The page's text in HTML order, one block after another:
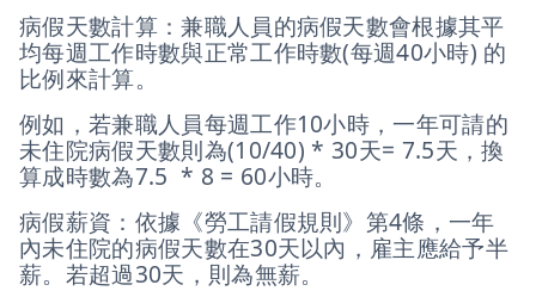
病假天數計算：兼職人員的病假天數會根據其平
均每週工作時數與正常工作時數(每週40小時) 的
比例來計算。
例如，若兼職人員每週工作10小時，一年可請的
未住院病假天數則為(10/40) * 30天= 7.5天，換
算成時數為7.5 * 8 = 60小時。
病假薪資：依據《勞工請假規則》第4條，一年
內未住院的病假天數在30天以內，雇主應給予半
薪。若超過30天，則為無薪。